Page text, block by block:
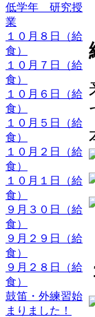
低学年 研究授
業
１０月８日（給
食）
１０月７日（給
食）
１０月６日（給
食）
１０月５日（給
食）
１０月２日（給
食）
１０月１日（給
食）
９月３０日（給
食）
９月２９日（給
食）
９月２８日（給
食）
鼓笛・外練習始
まりました！